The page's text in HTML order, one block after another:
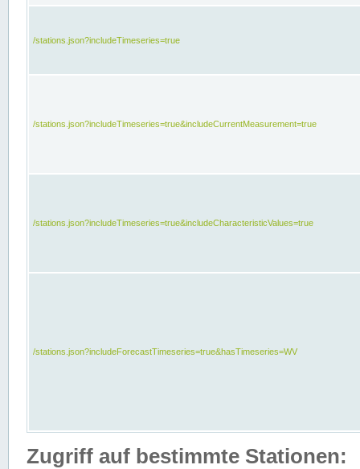
/stations.json?includeTimeseries=true
/stations.json?includeTimeseries=true&includeCurrentMeasurement=true
/stations.json?includeTimeseries=true&includeCharacteristicValues=true
/stations.json?includeForecastTimeseries=true&hasTimeseries=WV
Zugriff auf bestimmte Stationen: